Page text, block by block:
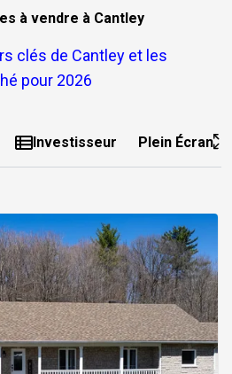
à vendre à Cantley
clés de Cantley et les
pour 2026
Investisseur Plein Écran